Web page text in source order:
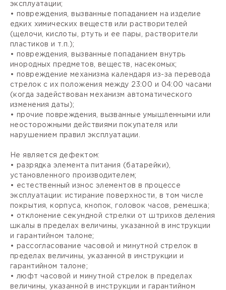
эксплуатации;
• повреждения, вызванные попаданием на изделие
едких химических веществ или растворителей
(щелочи, кислоты, ртуть и ее пары, растворители
пластиков и т.п.);
• повреждения, вызванные попаданием внутрь
инородных предметов, веществ, насекомых;
• повреждение механизма календаря из-за перевода
стрелок с их положения между 23:00 и 04:00 часами
(когда задействован механизм автоматического
изменения даты);
• прочие повреждения, вызванные умышленными или
неосторожными действиями покупателя или
нарушением правил эксплуатации.
Не является дефектом:
• разрядка элемента питания (батарейки),
установленного производителем;
• естественный износ элементов в процессе
эксплуатации: истирание поверхности, в том числе
покрытия, корпуса, кнопок, головок часов, ремешка;
• отклонение секундной стрелки от штрихов деления
шкалы в пределах величины, указанной в инструкции
и гарантийном талоне;
• рассогласование часовой и минутной стрелок в
пределах величины, указанной в инструкции и
гарантийном талоне;
• люфт часовой и минутной стрелок в пределах
величины, указанной в инструкции и гарантийном